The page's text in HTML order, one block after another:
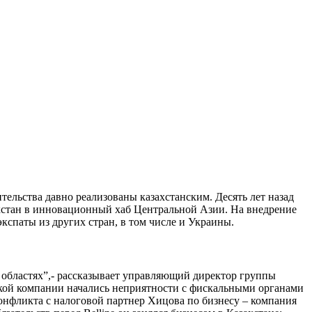
давно реализованы казахстанским. Десять лет назад
в инновационный хаб Центральной Азии. На внедрение
из других стран, в том числе и Украины.
рассказывает управляющий директор группы
компании начались неприятности с фискальными органами
с налоговой партнер Хицова по бизнесу – компания